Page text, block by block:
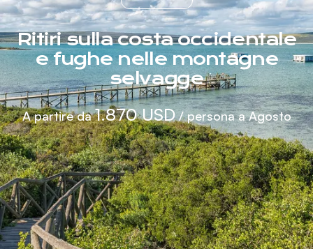
Ritiri sulla costa occidentale
e fughe nelle montagne
selvagge
A partire da1.870 USD/ persona a Agosto